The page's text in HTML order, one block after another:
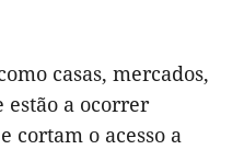
casas, mercados,
estão a ocorrer
cortam o acesso a